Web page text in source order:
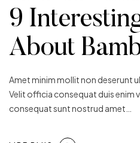
9
About
Amet minim mollit non deserunt
Velit officia consequat duis enim
consequat sunt nostrud amet…